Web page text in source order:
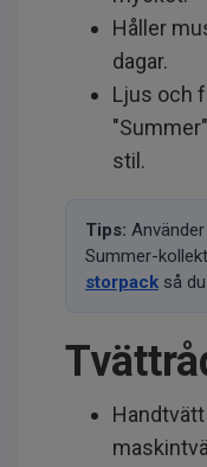
Håller
dagar.
Ljus och
stil.
Tips:
Summer-
storpack så